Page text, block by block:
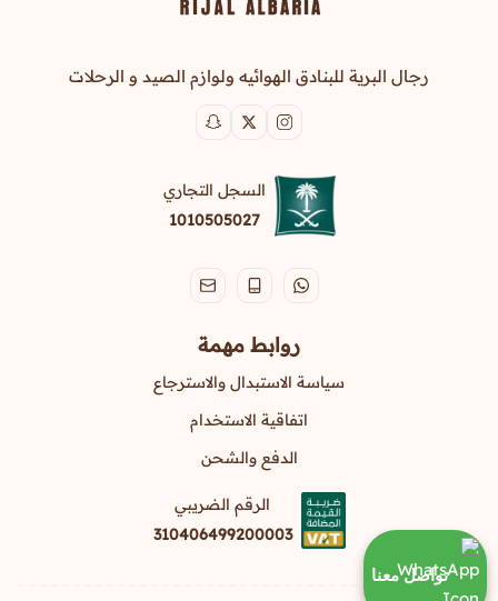
رجال البرية للبنادق الهوائيه ولوازم الصيد و الرحلات
السجل التجاري
1010505027
روابط مهمة
سياسة الاستبدال والاسترجاع
اتفاقية الاستخدام
الدفع والشحن
الرقم الضريبي
310406499200003
تواصل معنا